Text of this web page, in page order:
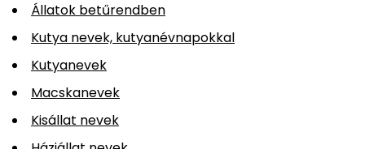
Állatok betűrendben
Kutya nevek, kutyanévnapokkal
Kutyanevek
Macskanevek
Kisállat nevek